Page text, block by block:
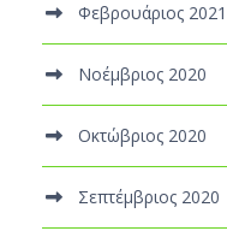
Φεβρουάριος 2021
Νοέμβριος 2020
Οκτώβριος 2020
Σεπτέμβριος 2020